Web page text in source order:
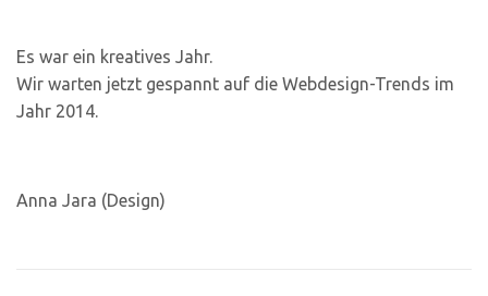
Es war ein kreatives Jahr.
Wir warten jetzt gespannt auf die Webdesign-Trends im
Jahr 2014.
Anna Jara (Design)